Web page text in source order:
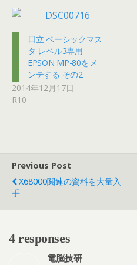
日立 ベーシックマス
タ レベル3専用
EPSON MP-80をメ
ンテする その2
2014年12月17日
R10
Previous Post
X68000関連の資料を大量入
手
4 responses
電脳技研